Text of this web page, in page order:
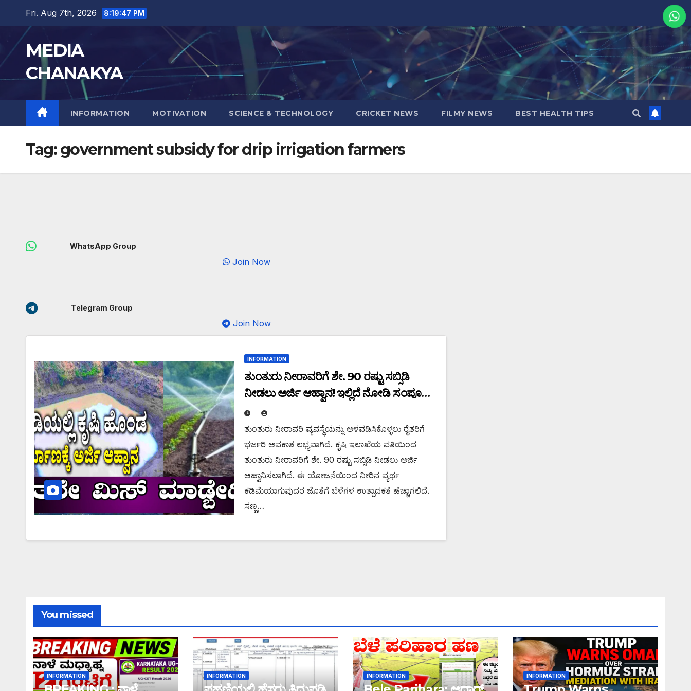
Fri. Aug 7th, 2026 8:19:47 PM
MEDIA
CHANAKYA
INFORMATION MOTIVATION SCIENCE & TECHNOLOGY CRICKET NEWS FILMY NEWS BEST HEALTH TIPS
Tag:government subsidy for drip irrigation farmers
WhatsApp Group
Join Now
Telegram Group
Join Now
INFORMATION
ತುಂತುರು ನೀರಾವರಿಗೆ ಶೇ. 90 ರಷ್ಟು ಸಬ್ಸಿಡಿ
ನೀಡಲು ಅರ್ಜಿ ಆಹ್ವಾನ! ಇಲ್ಲಿದೆ ನೋಡಿ ಸಂಪೂರ್ಣ
ಮಾಹಿತಿ.
ತುಂತುರು ನೀರಾವರಿ ವ್ಯವಸ್ಥೆಯನ್ನು ಅಳವಡಿಸಿಕೊಳ್ಳಲು ರೈತರಿಗೆ
ಭರ್ಜರಿ ಅವಕಾಶ ಲಭ್ಯವಾಗಿದೆ. ಕೃಷಿ ಇಲಾಖೆಯ ವತಿಯಿಂದ
ತುಂತುರು ನೀರಾವರಿಗೆ ಶೇ. 90 ರಷ್ಟು ಸಬ್ಸಿಡಿ ನೀಡಲು ಅರ್ಜಿ
ಆಹ್ವಾನಿಸಲಾಗಿದೆ. ಈ ಯೋಜನೆಯಿಂದ ನೀರಿನ ವ್ಯರ್ಥ
ಕಡಿಮೆಯಾಗುವುದರ ಜೊತೆಗೆ ಬೆಳೆಗಳ ಉತ್ಪಾದಕತೆ ಹೆಚ್ಚಾಗಲಿದೆ.
ಸಣ್ಣ…
You missed
INFORMATION INFORMATION INFORMATION INFORMATION